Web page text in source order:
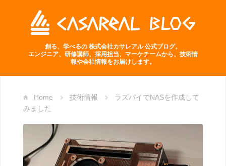
創る、学べるの 株式会社カサレアル 公式ブログ。
エンジニア、研修講師、採用担当、マーケチームから、技術情
報や会社情報をお届けします。
Home 技術情報
ラズパイでNASを作成して
みました